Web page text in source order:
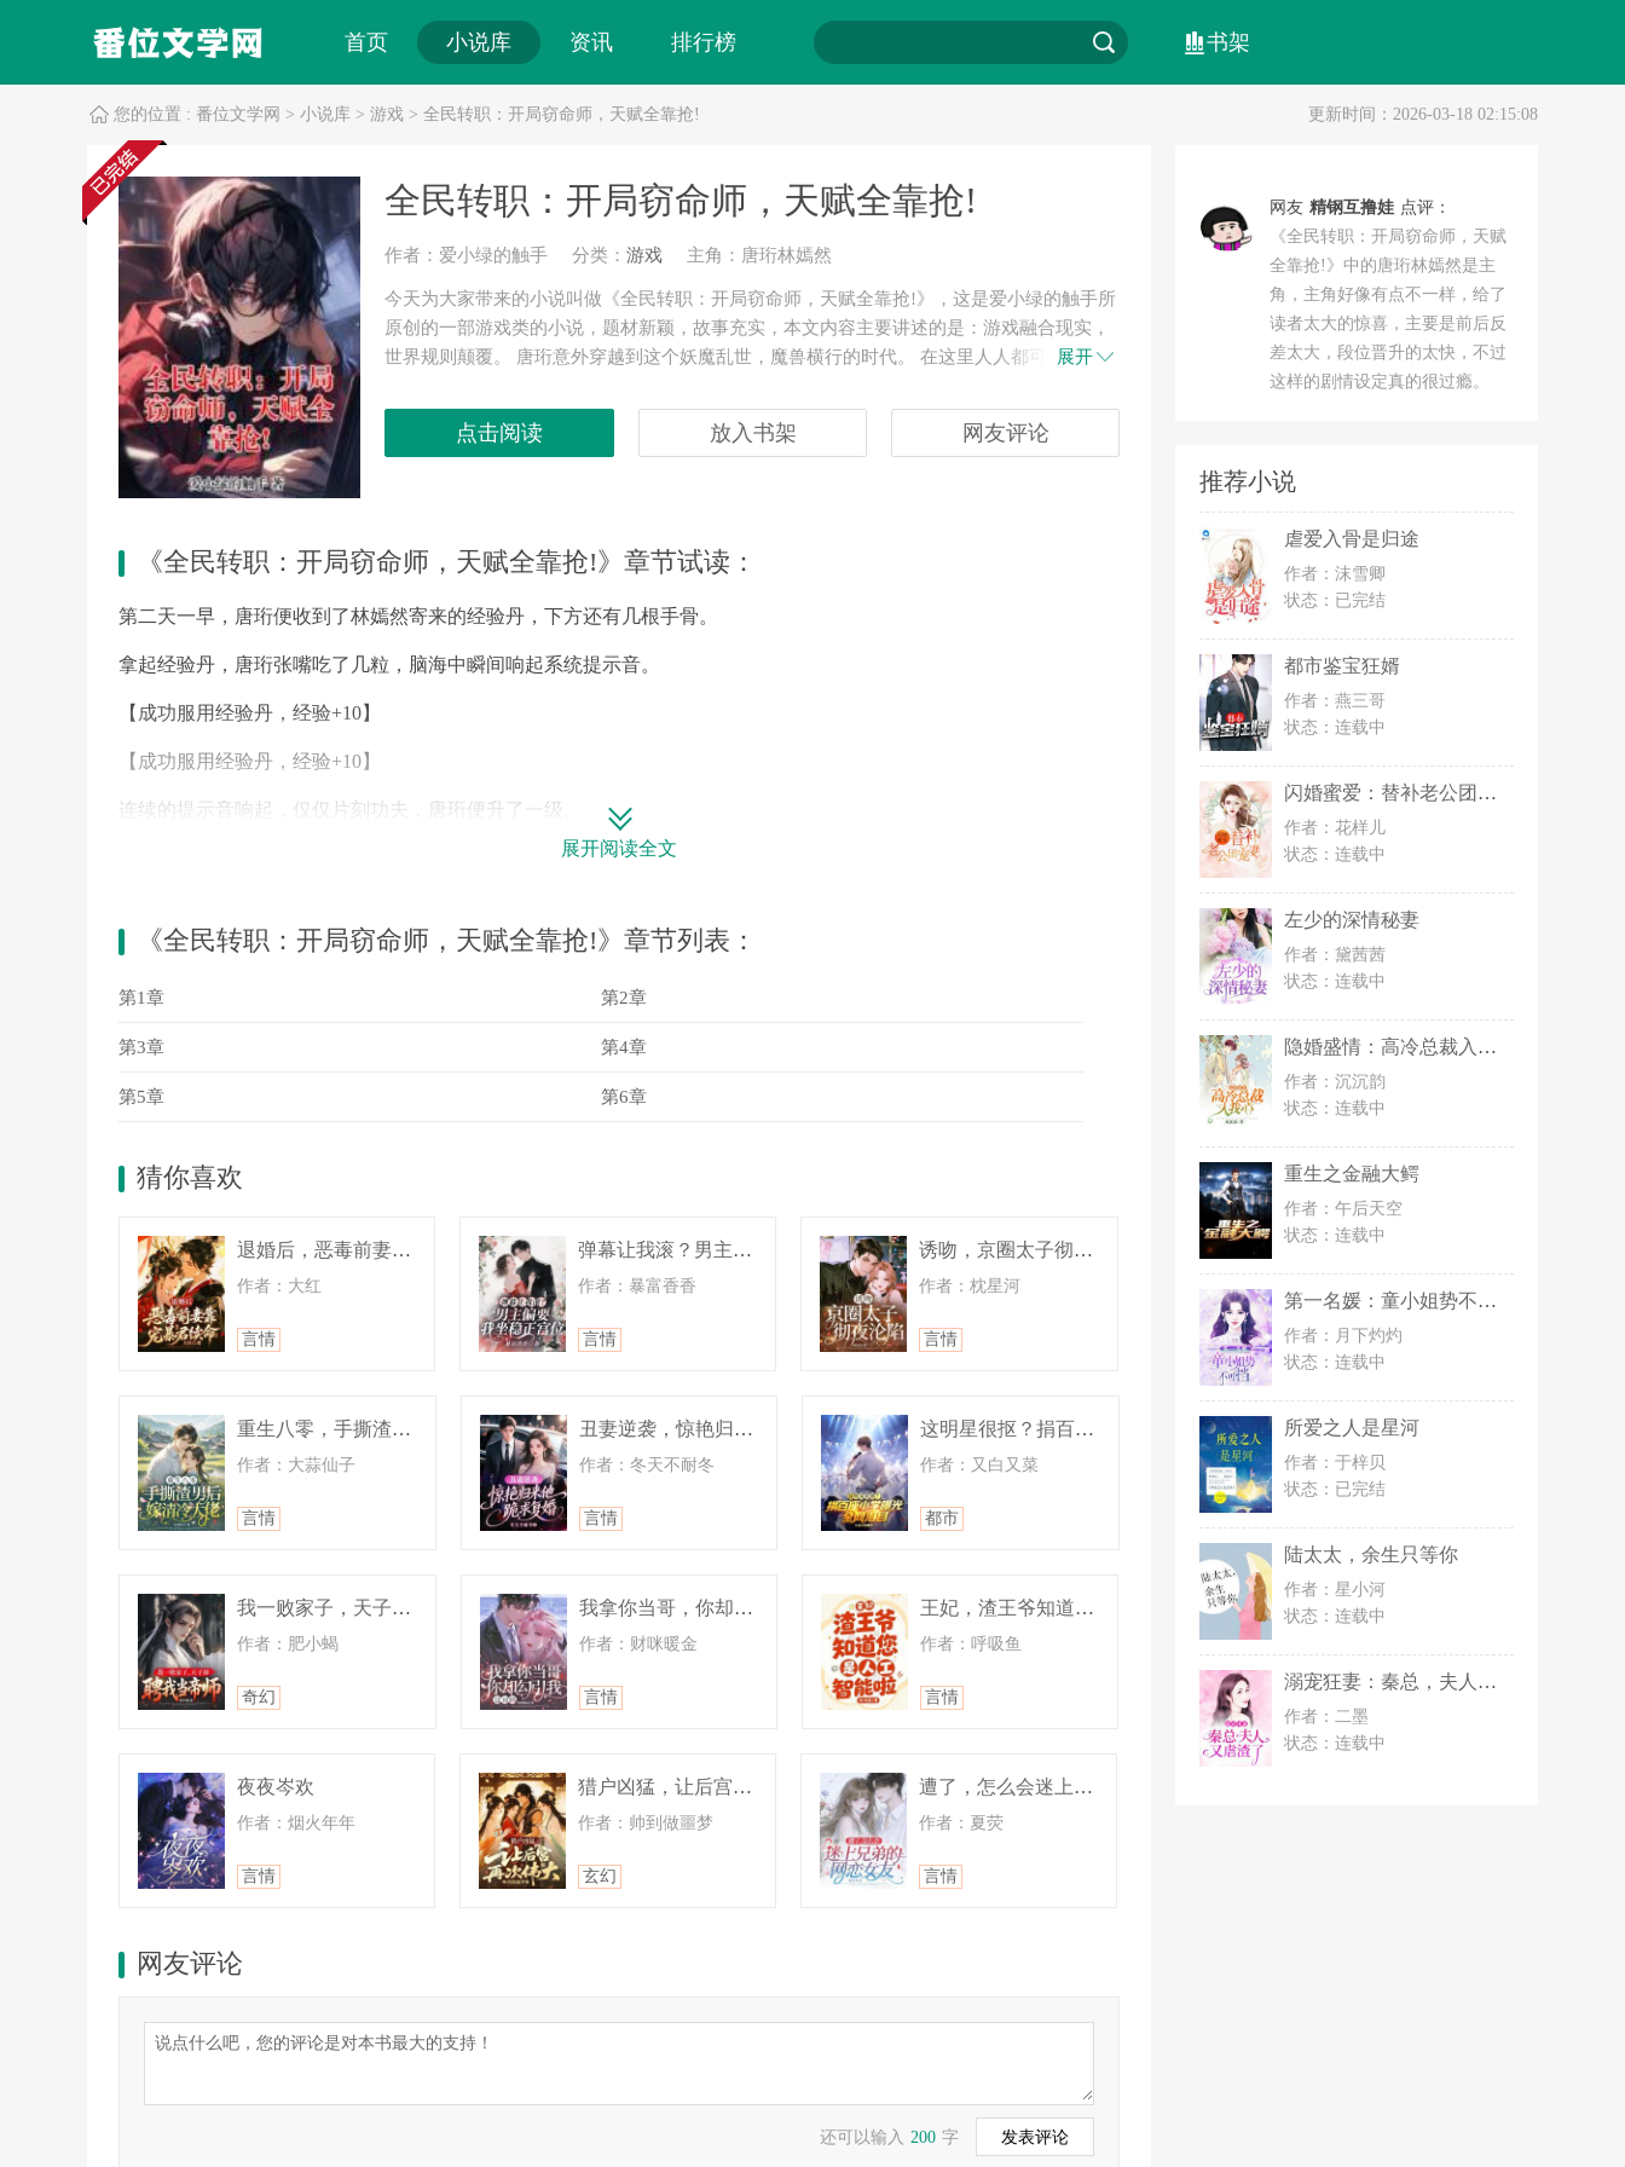
首页 小说库 资讯 排行榜
搜索 书架
您的位置 : 番位文学网 > 小说库 > 游戏 > 全民转职：开局窃命师，天赋全靠抢! 更新时间：2026-03-18 02:15:08
全民转职：开局窃命师，天赋全靠抢!
作者：爱小绿的触手 分类： 游戏 主角：唐珩林嫣然
今天为大家带来的小说叫做《全民转职：开局窃命师，天赋全靠抢!》，这是爱小绿的触手所
原创的一部游戏类的小说，题材新颖，故事充实，本文内容主要讲述的是： 游戏融合现实，
世界规则颠覆。 唐珩意外穿越到这个妖魔乱世，魔兽横行的时代。 在这里人人都可以转职获
转职成为唯一隐藏职业窃命师，他发现自己竟然可以剽窃别人的职业天赋...... “特么的唐珩不
是元素法师吗？怎么会用剑！” “别说了，我亲眼看到唐珩用肉身顶着一堆法术，跑到最前面
展开
点击阅读 放入书架 网友评论
《全民转职：开局窃命师，天赋全靠抢!》章节试读：
第二天一早，唐珩便收到了林嫣然寄来的经验丹，下方还有几根手骨。
拿起经验丹，唐珩张嘴吃了几粒，脑海中瞬间响起系统提示音。
【成功服用经验丹，经验+10】
【成功服用经验丹，经验+10】
连续的提示音响起，仅仅片刻功夫，唐珩便升了一级。
唐珩心里暗爽，这可比他打坐冥想升级快多了。
十分钟后，唐珩便迎来了他的第一次升级。
【宿主：唐珩】
【职业：X级窃命师(唯一隐藏性)B级牧师】
【经验值：50/200】
【力量：33点】
【敏捷：35点】
【智力：34点】
【职业天赋】
【命相窥视(2级)：双眼可洞悉万物“命格”。视线聚焦时，自动解析视野内目标的职业面板(视等级而定)。】
【窃命之手(2级)：发动后接触目标，强制从目标职业中剽窃一项指定天赋或技能，持续 5分钟。
【命渊归藏(2级)：被“窃命之手”剽窃过的能力，若在持有期间以该能力击杀原主，则该能力将永久烙印在窃命师面板
中，进化为专属技能。0/4】
【命格伪装(2级)：可自由编辑对外显示的“职业面板”(名称、等级、技能描述)，模拟其他职业能量波动。伪装效果持续
【万象命劫(觉醒技)：等级不足，待解锁】
【孢子愈合：释放翠绿光雾笼罩目标，瞬间恢复 16%生命值，伤口急速愈合】
【时间持续：六天】
命渊归藏的技能收藏空间也由2变成了4。
技能等级也随之提升。
展开阅读全文
《全民转职：开局窃命师，天赋全靠抢!》章节列表：
第1章 第2章
第3章 第4章
第5章 第6章
猜你喜欢
退婚后，恶毒前妻靠宠暴君续命
作者：大红
言情
弹幕让我滚？男主偏要我坐稳正宫位
作者：暴富香香
言情
诱吻，京圈太子彻夜沦陷
作者：枕星河
言情
重生八零，手撕渣男后嫁清冷大佬
作者：大蒜仙子
言情
丑妻逆袭，惊艳归来他跪求复婚
作者：冬天不耐冬
言情
这明星很抠？捐百座小学曝光，全网泪目
作者：又白又菜
都市
我一败家子，天子却聘我当帝师
作者：肥小蝎
奇幻
我拿你当哥，你却勾引我，这对吗
作者：财咪暖金
言情
王妃，渣王爷知道您是人工智能啦
作者：呼吸鱼
言情
夜夜岑欢
作者：烟火年年
言情
猎户凶猛，让后宫再次伟大
作者：帅到做噩梦
玄幻
遭了，怎么会迷上兄弟的网恋女友
作者：夏荧
言情
网友评论
还可以输入 200 字 发表评论
网友 精钢互撸娃 点评：
《全民转职：开局窃命师，天赋
全靠抢!》中的唐珩林嫣然是主
角，主角好像有点不一样，给了
读者太大的惊喜，主要是前后反
差太大，段位晋升的太快，不过
这样的剧情设定真的很过瘾。
推荐小说
虐爱入骨是归途
作者：沫雪卿
状态： 已完结
都市鉴宝狂婿
作者：燕三哥
状态： 连载中
闪婚蜜爱：替补老公团宠妻
作者：花样儿
状态： 连载中
左少的深情秘妻
作者：黛茜茜
状态： 连载中
隐婚盛情：高冷总裁入我心
作者：沉沉韵
状态： 连载中
重生之金融大鳄
作者：午后天空
状态： 连载中
第一名媛：童小姐势不可挡
作者：月下灼灼
状态： 连载中
所爱之人是星河
作者：于梓贝
状态： 已完结
陆太太，余生只等你
作者：星小河
状态： 连载中
溺宠狂妻：秦总，夫人又虐渣了
作者：二墨
状态： 连载中